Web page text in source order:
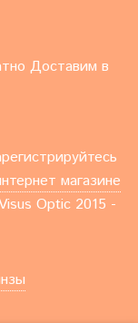
Доставим в
магазине
Optic 2015 -